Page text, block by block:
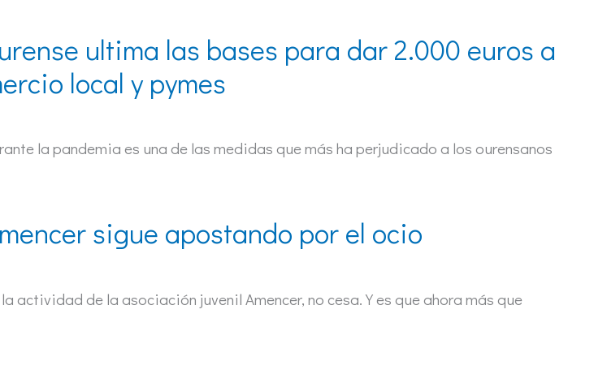
ultima las bases para dar 2.000 euros a
local y pymes
la pandemia es una de las medidas que más ha perjudicado a los ourensanos
sigue apostando por el ocio
actividad de la asociación juvenil Amencer, no cesa. Y es que ahora más que